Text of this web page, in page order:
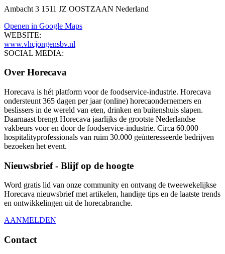
Ambacht 3 1511 JZ OOSTZAAN Nederland
Openen in Google Maps
WEBSITE:
www.vhcjongensbv.nl
SOCIAL MEDIA:
Over Horecava
Horecava is hét platform voor de foodservice-industrie. Horecava
ondersteunt 365 dagen per jaar (online) horecaondernemers en
beslissers in de wereld van eten, drinken en buitenshuis slapen.
Daarnaast brengt Horecava jaarlijks de grootste Nederlandse
vakbeurs voor en door de foodservice-industrie. Circa 60.000
hospitalityprofessionals van ruim 30.000 geïnteresseerde bedrijven
bezoeken het event.
Nieuwsbrief - Blijf op de hoogte
Word gratis lid van onze community en ontvang de tweewekelijkse
Horecava nieuwsbrief met artikelen, handige tips en de laatste trends
en ontwikkelingen uit de horecabranche.
AANMELDEN
Contact